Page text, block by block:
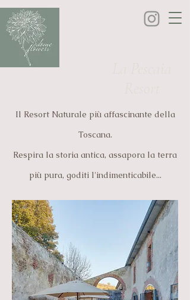
Il Resort Naturale più affascinante della
Toscana.
Respira la storia antica, assapora la terra
più pura, goditi l'indimenticabile...